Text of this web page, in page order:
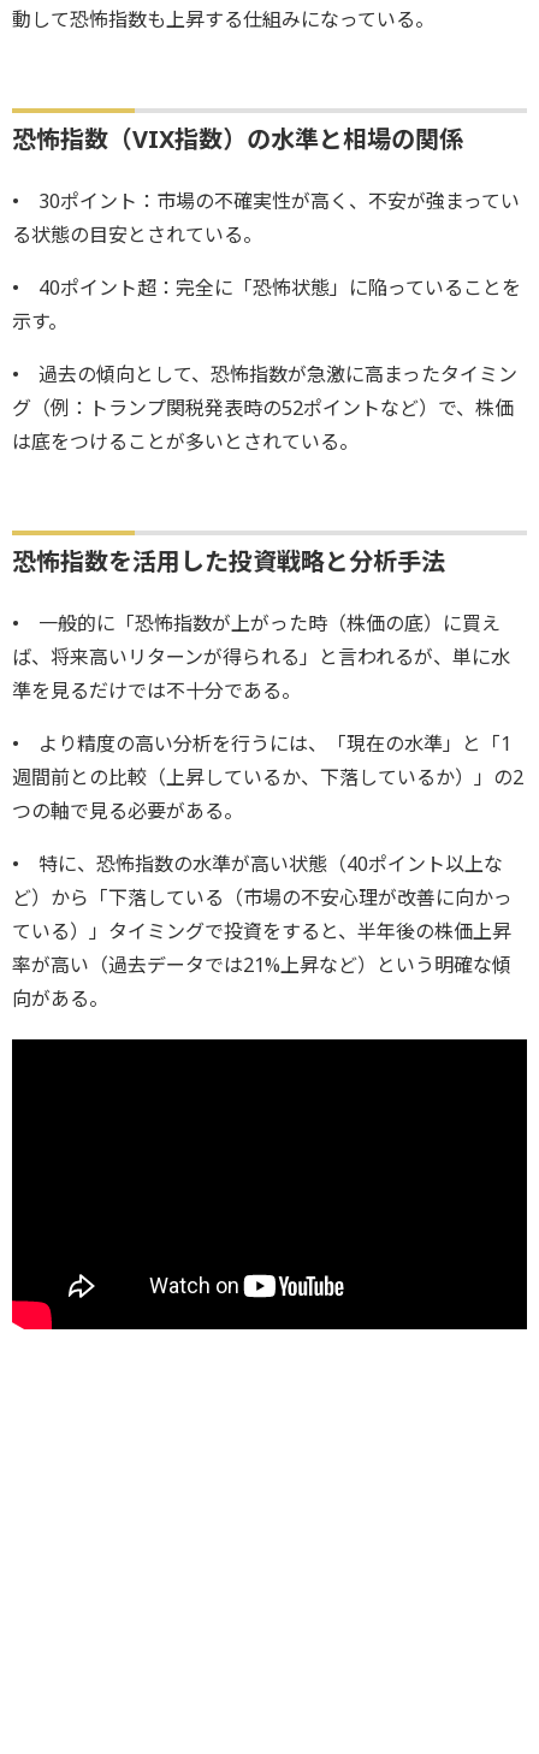
動して恐怖指数も上昇する仕組みになっている。
恐怖指数（VIX指数）の水準と相場の関係
• 30ポイント：市場の不確実性が高く、不安が強まってい
る状態の目安とされている。
• 40ポイント超：完全に「恐怖状態」に陥っていることを
示す。
• 過去の傾向として、恐怖指数が急激に高まったタイミン
グ（例：トランプ関税発表時の52ポイントなど）で、株価
は底をつけることが多いとされている。
恐怖指数を活用した投資戦略と分析手法
• 一般的に「恐怖指数が上がった時（株価の底）に買え
ば、将来高いリターンが得られる」と言われるが、単に水
準を見るだけでは不十分である。
• より精度の高い分析を行うには、「現在の水準」と「1
週間前との比較（上昇しているか、下落しているか）」の2
つの軸で見る必要がある。
• 特に、恐怖指数の水準が高い状態（40ポイント以上な
ど）から「下落している（市場の不安心理が改善に向かっ
ている）」タイミングで投資をすると、半年後の株価上昇
率が高い（過去データでは21%上昇など）という明確な傾
向がある。